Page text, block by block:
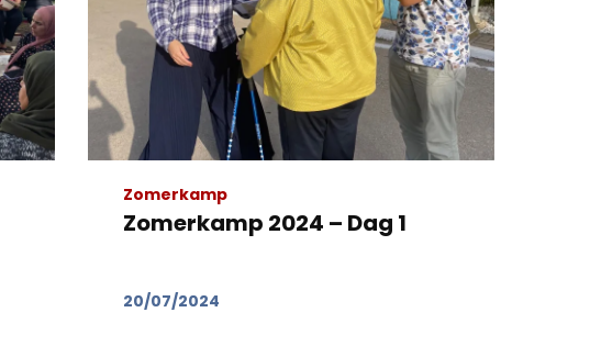
Zomerkamp
Zomerkamp 2024 – Dag 1
20/07/2024